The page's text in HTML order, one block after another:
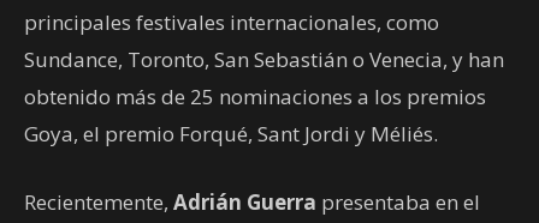
principales festivales internacionales, como
Sundance, Toronto, San Sebastián o Venecia, y han
obtenido más de 25 nominaciones a los premios
Goya, el premio Forqué, Sant Jordi y Méliés.
Recientemente, Adrián Guerra presentaba en el